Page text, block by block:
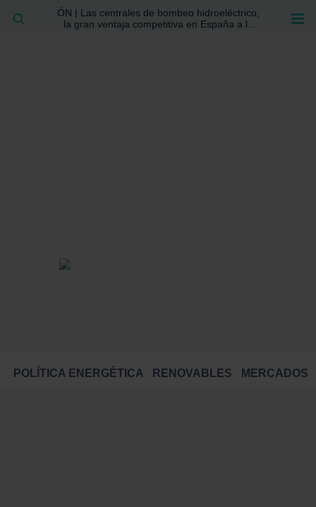
ÓN | Las centrales de bombeo hidroeléctrico,
la gran ventaja competitiva en España a la
POLÍTICA ENERGÉTICA RENOVABLES MERCADOS
BUSCAR